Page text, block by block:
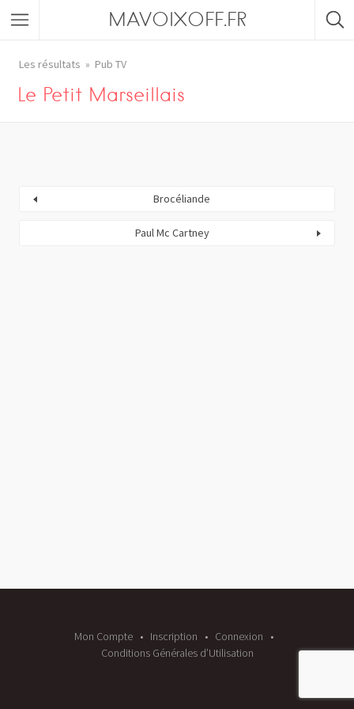
MAVOIXOFF.FR
Les résultats Pub TV
Le Petit Marseillais
Brocéliande
Paul Mc Cartney
Mon Compte Inscription
Connexion
Conditions Générales d’Utilisation